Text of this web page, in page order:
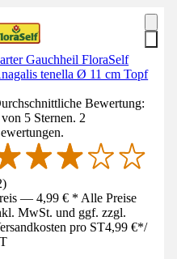
Gauchheil FloraSelf
tenella Ø 11 cm Topf
Bewertung:
5 Sternen. 2
)
— 4,99 € * Alle Preise
MwSt. und ggf. zzgl.
pro ST4,99 €*/